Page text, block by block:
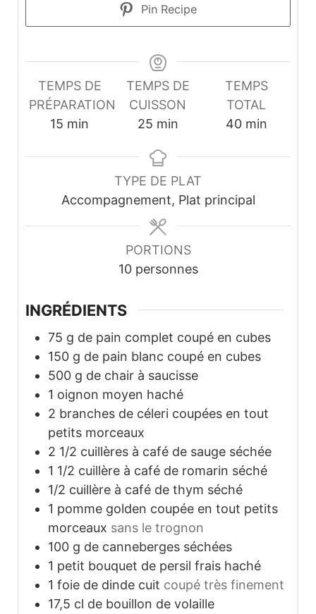
Pin Recipe
TEMPS DE
PRÉPARATION
15 minutes
min
TEMPS DE
CUISSON
25minutes
min
TEMPS
TOTAL
40minutes
min
TYPE DE PLAT
Accompagnement, Plat principal
PORTIONS
10 personnes
INGRÉDIENTS
75 g de pain complet coupé en cubes
150 g de pain blanc coupé en cubes
500 g de chair à saucisse
1 oignon moyen haché
2 branches de céleri coupées en tout
petits morceaux
2 1/2 cuillères à café de sauge séchée
1 1/2 cuillère à café de romarin séché
1/2 cuillère à café de thym séché
1 pomme golden coupée en tout petits
morceaux sans le trognon
100 g de canneberges séchées
1 petit bouquet de persil frais haché
1 foie de dinde cuit coupé très finement
17,5 cl de bouillon de volaille